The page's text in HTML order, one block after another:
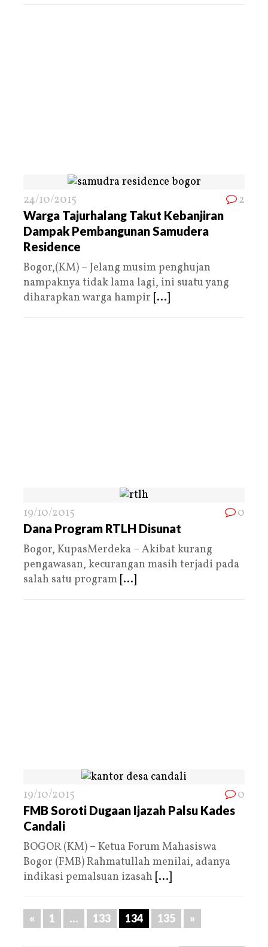
24/10/2015 2
Warga Tajurhalang Takut Kebanjiran
Dampak Pembangunan Samudera
Residence
Bogor,(KM) – Jelang musim penghujan
nampaknya tidak lama lagi, ini suatu yang
diharapkan warga hampir [...]
19/10/2015 0
Dana Program RTLH Disunat
Bogor, KupasMerdeka – Akibat kurang
pengawasan, kecurangan masih terjadi pada
salah satu program [...]
19/10/2015 0
FMB Soroti Dugaan Ijazah Palsu Kades
Candali
BOGOR (KM) – Ketua Forum Mahasiswa
Bogor (FMB) Rahmatullah menilai, adanya
indikasi pemalsuan izasah [...]
« 1 … 133 134 135 »